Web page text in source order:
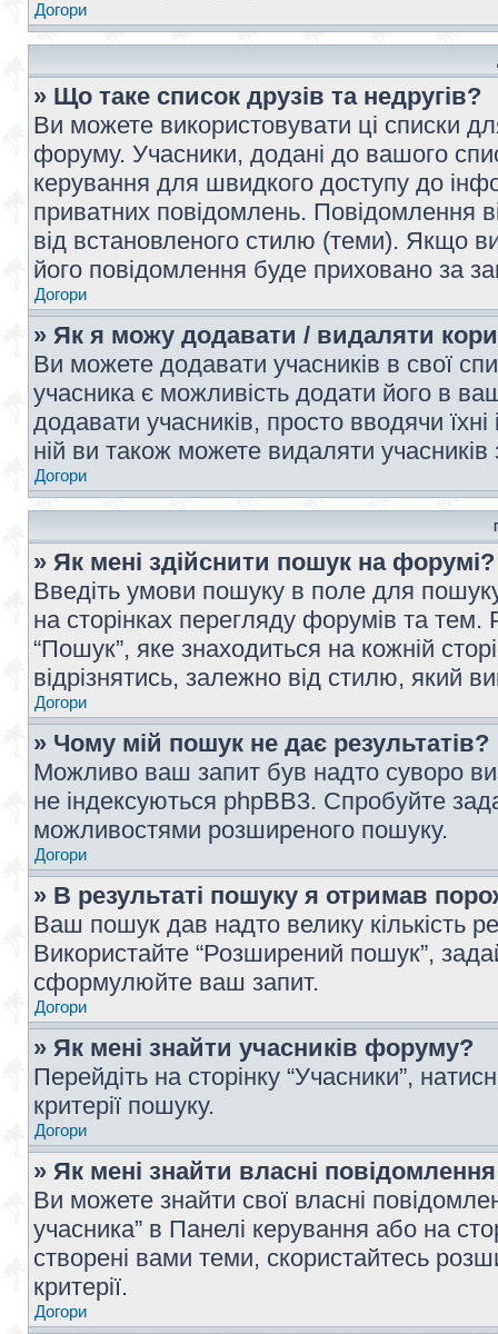
Догори
» Що таке список друзів та недругів?
Ви можете використовувати ці списки
форуму. Учасники, додані до вашого
керування для швидкого доступу до
приватних повідомлень. Повідомлення
від встановленого стилю (теми). Якщо
його повідомлення буде приховано за
Догори
» Як я можу додавати / видаляти
Ви можете додавати учасників в свої
учасника є можливість додати його в
додавати учасників, просто вводячи
ній ви також можете видаляти учасників
Догори
» Як мені здійснити пошук на форумі?
Введіть умови пошуку в поле для
на сторінках перегляду форумів та
“Пошук”, яке знаходиться на кожній
відрізнятись, залежно від стилю, який
Догори
» Чому мій пошук не дає результатів?
Можливо ваш запит був надто суворо
не індексуються phpBB3. Спробуйте
можливостями розширеного пошуку.
Догори
» В результаті пошуку я отримав
Ваш пошук дав надто велику кількість
Використайте “Розширений пошук”,
сформулюйте ваш запит.
Догори
» Як мені знайти учасників форуму?
Перейдіть на сторінку “Учасники”,
критерії пошуку.
Догори
» Як мені знайти власні
Ви можете знайти свої власні
учасника” в Панелі керування або на
створені вами теми, скористайтесь
критерії.
Догори